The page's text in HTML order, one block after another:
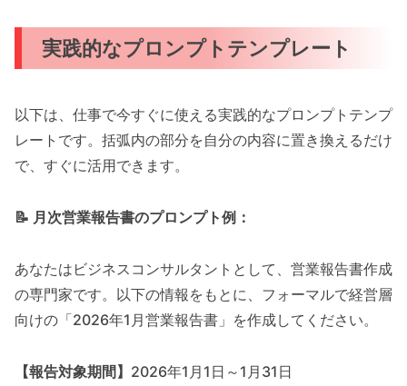
実践的なプロンプトテンプレート
以下は、仕事で今すぐに使える実践的なプロンプトテンプ
レートです。括弧内の部分を自分の内容に置き換えるだけ
で、すぐに活用できます。
📝 月次営業報告書のプロンプト例：
あなたはビジネスコンサルタントとして、営業報告書作成
の専門家です。以下の情報をもとに、フォーマルで経営層
向けの「2026年1月営業報告書」を作成してください。
【報告対象期間】 2026年1月1日～1月31日